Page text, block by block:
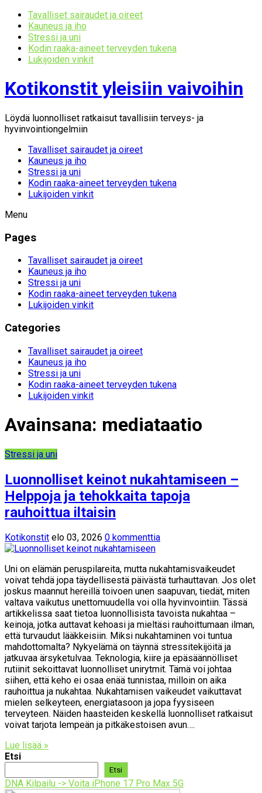
Tavalliset sairaudet ja oireet
Kauneus ja iho
Stressi ja uni
Kodin raaka-aineet terveyden tukena
Lukijoiden vinkit
Kotikonstit yleisiin vaivoihin
Löydä luonnolliset ratkaisut tavallisiin terveys- ja
hyvinvointiongelmiin
Tavalliset sairaudet ja oireet
Kauneus ja iho
Stressi ja uni
Kodin raaka-aineet terveyden tukena
Lukijoiden vinkit
Menu
Pages
Tavalliset sairaudet ja oireet
Kauneus ja iho
Stressi ja uni
Kodin raaka-aineet terveyden tukena
Lukijoiden vinkit
Categories
Tavalliset sairaudet ja oireet
Kauneus ja iho
Stressi ja uni
Kodin raaka-aineet terveyden tukena
Lukijoiden vinkit
Avainsana: mediataatio
Stressi ja uni
Luonnolliset keinot nukahtamiseen –
Helppoja ja tehokkaita tapoja
rauhoittua iltaisin
Kotikonstit elo 03, 2026 0 kommenttia
Uni on elämän peruspilareita, mutta nukahtamisvaikeudet
voivat tehdä jopa täydellisestä päivästä turhauttavan. Jos olet
joskus maannut hereillä toivoen unen saapuvan, tiedät, miten
valtava vaikutus unettomuudella voi olla hyvinvointiin. Tässä
artikkelissa saat tietoa luonnollisista tavoista nukahtaa –
keinoja, jotka auttavat kehoasi ja mieltäsi rauhoittumaan ilman,
että turvaudut lääkkeisiin. Miksi nukahtaminen voi tuntua
mahdottomalta? Nykyelämä on täynnä stressitekijöitä ja
jatkuvaa ärsyketulvaa. Teknologia, kiire ja epäsäännölliset
rutiinit sekoittavat luonnolliset unirytmit. Tämä voi johtaa
siihen, että keho ei osaa enää tunnistaa, milloin on aika
rauhoittua ja nukahtaa. Nukahtamisen vaikeudet vaikuttavat
mielen selkeyteen, energiatasoon ja jopa fyysiseen
terveyteen. Näiden haasteiden keskellä luonnolliset ratkaisut
voivat tarjota lempeän ja pitkäkestoisen avun….
Lue lisää »
Etsi
Etsi
DNA Kilpailu -> Voita iPhone 17 Pro Max 5G